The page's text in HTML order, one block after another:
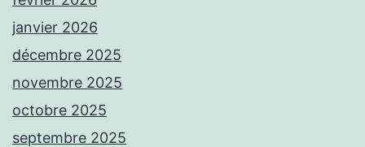
janvier 2026
décembre 2025
novembre 2025
octobre 2025
septembre 2025